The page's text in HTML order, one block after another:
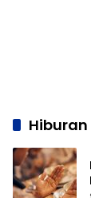
Hiburan